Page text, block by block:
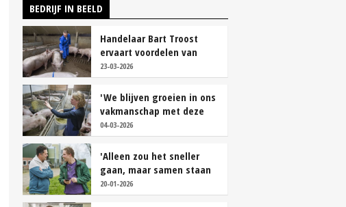
BEDRIJF IN BEELD
Handelaar Bart Troost
ervaart voordelen van
coöperatieve voerfusie
23-03-2026
'We blijven groeien in ons
vakmanschap met deze
teamaanpak'
04-03-2026
'Alleen zou het sneller
gaan, maar samen staan
we stukken sterker'
20-01-2026